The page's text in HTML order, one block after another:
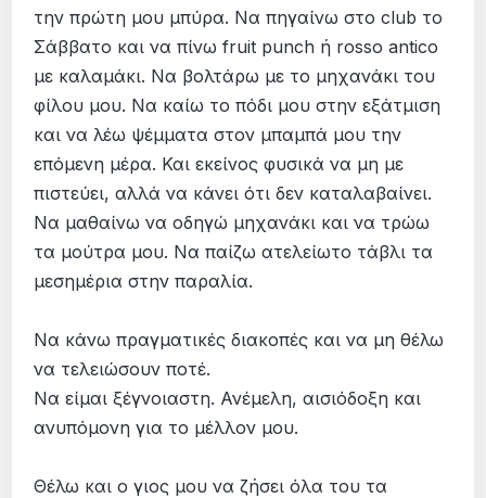
την πρώτη μου μπύρα. Να πηγαίνω στo club το
Σάββατο και να πίνω fruit punch ή rosso antico
με καλαμάκι. Να βολτάρω με το μηχανάκι του
φίλου μου. Να καίω το πόδι μου στην εξάτμιση
και να λέω ψέμματα στον μπαμπά μου την
επόμενη μέρα. Και εκείνος φυσικά να μη με
πιστεύει, αλλά να κάνει ότι δεν καταλαβαίνει.
Να μαθαίνω να οδηγώ μηχανάκι και να τρώω
τα μούτρα μου. Να παίζω ατελείωτο τάβλι τα
μεσημέρια στην παραλία.
Να κάνω πραγματικές διακοπές και να μη θέλω
να τελειώσουν ποτέ.
Να είμαι ξέγνοιαστη. Ανέμελη, αισιόδοξη και
ανυπόμονη για το μέλλον μου.
Θέλω και ο γιος μου να ζήσει όλα του τα